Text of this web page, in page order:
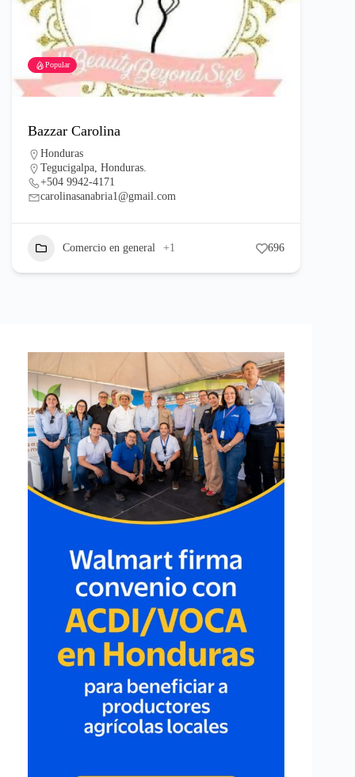
Popular
Bazzar Carolina
Honduras
Tegucigalpa, Honduras.
+504 9942-4171
carolinasanabria1@gmail.com
Comercio en general +1 696